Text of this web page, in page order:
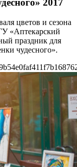
2017
цветов и сезона
«Аптекарский
праздник для
чудесного».